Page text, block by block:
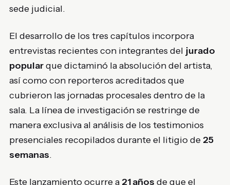
sede judicial.
El desarrollo de los tres capítulos incorpora
entrevistas recientes con integrantes del jurado
popularque dictaminó la absolución del artista,
así como con reporteros acreditados que
cubrieron las jornadas procesales dentro de la
sala. La línea de investigación se restringe de
manera exclusiva al análisis de los testimonios
presenciales recopilados durante el litigio de 25
semanas.
Este lanzamiento ocurre a 21 años de que el